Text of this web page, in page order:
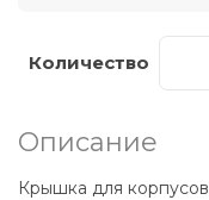
Количество
Описание
Крышка для